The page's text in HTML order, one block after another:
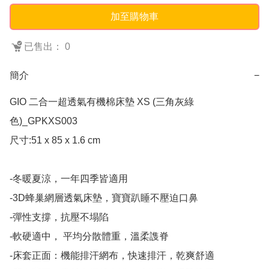
加至購物車
已售出： 0
簡介 −
GIO 二合一超透氣有機棉床墊 XS (三角灰綠
色)_GPKXS003
尺寸:51 x 85 x 1.6 cm
-冬暖夏涼，一年四季皆適用
-3D蜂巢網層透氣床墊，寶寶趴睡不壓迫口鼻
-彈性支撐，抗壓不塌陷
-軟硬適中， 平均分散體重，溫柔謢脊
-床套正面：機能排汗網布，快速排汗，乾爽舒適